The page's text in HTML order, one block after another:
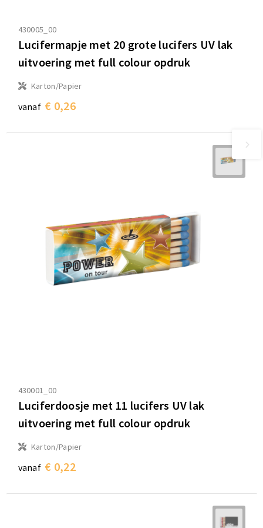
430005_00
Lucifermapje met 20 grote lucifers UV lak
uitvoering met full colour opdruk
Karton/Papier
vanaf € 0,26
430001_00
Luciferdoosje met 11 lucifers UV lak
uitvoering met full colour opdruk
Karton/Papier
vanaf € 0,22